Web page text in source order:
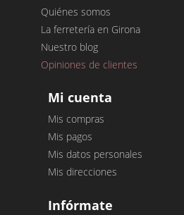
Quiénes somos
La ferretería en Girona
Nuestro blog
Opiniones de clientes
Mi cuenta
Mis compras
Mis pagos
Mis datos personales
Mis direcciones
Infórmate